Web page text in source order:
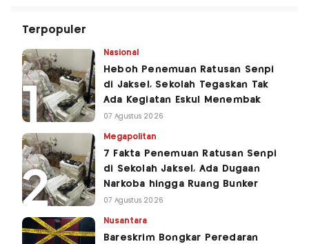
Terpopuler
Nasional
Heboh Penemuan Ratusan Senpi
di Jaksel, Sekolah Tegaskan Tak
Ada Kegiatan Eskul Menembak
07 Agustus 2026
Megapolitan
7 Fakta Penemuan Ratusan Senpi
di Sekolah Jaksel, Ada Dugaan
Narkoba hingga Ruang Bunker
07 Agustus 2026
Nusantara
Bareskrim Bongkar Peredaran